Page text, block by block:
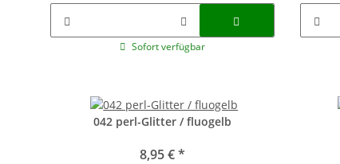
Sofort verfügbar
042 perl-Glitter / fluogelb
8,95 €*